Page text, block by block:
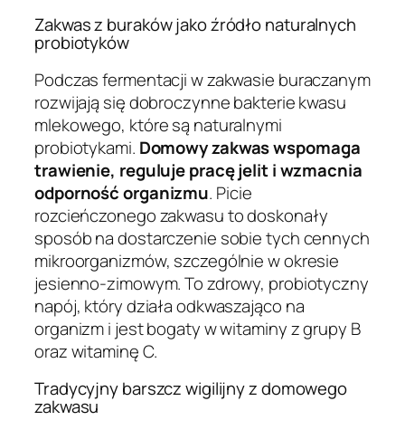
Zakwas z buraków jako źródło naturalnych
probiotyków
Podczas fermentacji w zakwasie buraczanym
rozwijają się dobroczynne bakterie kwasu
mlekowego, które są naturalnymi
probiotykami. Domowy zakwas wspomaga
trawienie, reguluje pracę jelit i wzmacnia
odporność organizmu. Picie
rozcieńczonego zakwasu to doskonały
sposób na dostarczenie sobie tych cennych
mikroorganizmów, szczególnie w okresie
jesienno-zimowym. To zdrowy, probiotyczny
napój, który działa odkwaszająco na
organizm i jest bogaty w witaminy z grupy B
oraz witaminę C.
Tradycyjny barszcz wigilijny z domowego
zakwasu